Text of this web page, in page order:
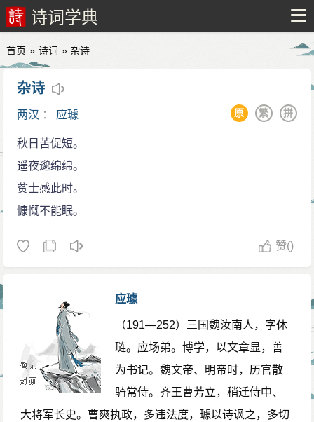
诗词学典
首页 » 诗词 » 杂诗
杂诗
两汉 ： 应璩 拼
繁
原
秋日苦促短。
遥夜邈绵绵。
贫士感此时。
慷慨不能眠。
赞()
应璩
（191—252）三国魏汝南人，字休
琏。应场弟。博学，以文章显，善
为书记。魏文帝、明帝时，历官散
骑常侍。齐王曹芳立，稍迁侍中、
大将军长史。曹爽执政，多违法度，璩以诗讽之，多切